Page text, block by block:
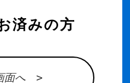
済みの方
面へ >